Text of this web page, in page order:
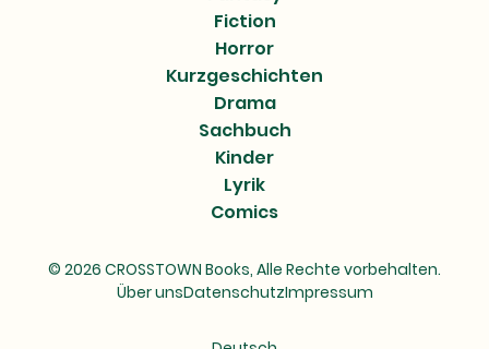
Fiction
Horror
Kurzgeschichten
Drama
Sachbuch
Kinder
Lyrik
Comics
© 2026 CROSSTOWN Books, Alle Rechte vorbehalten.
Über unsDatenschutzImpressum